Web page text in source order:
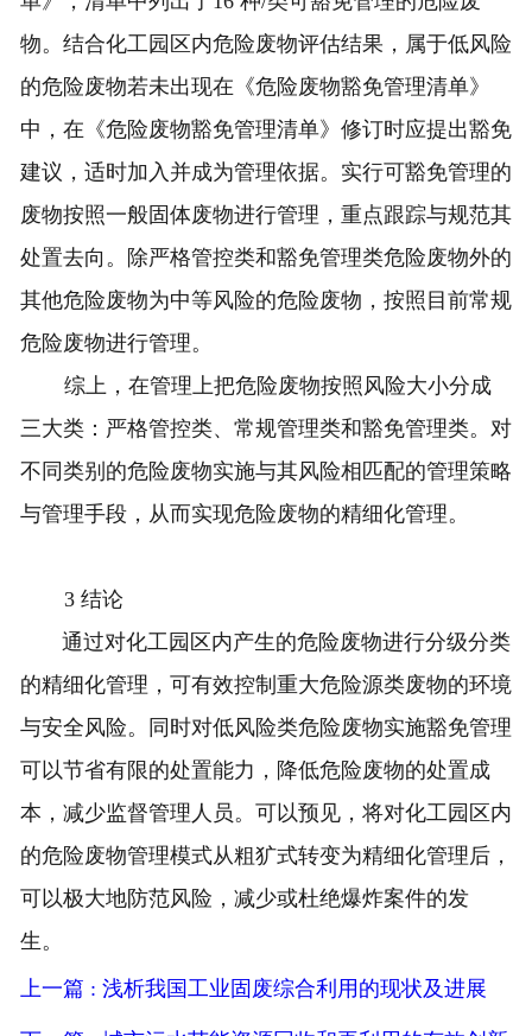
物。结合化工园区内危险废物评估结果，属于低风险
的危险废物若未出现在《危险废物豁免管理清单》
中，在《危险废物豁免管理清单》修订时应提出豁免
建议，适时加入并成为管理依据。实行可豁免管理的
废物按照一般固体废物进行管理，重点跟踪与规范其
处置去向。除严格管控类和豁免管理类危险废物外的
其他危险废物为中等风险的危险废物，按照目前常规
危险废物进行管理。
综上，在管理上把危险废物按照风险大小分成
三大类：严格管控类、常规管理类和豁免管理类。对
不同类别的危险废物实施与其风险相匹配的管理策略
与管理手段，从而实现危险废物的精细化管理。
3 结论
通过对化工园区内产生的危险废物进行分级分类
的精细化管理，可有效控制重大危险源类废物的环境
与安全风险。同时对低风险类危险废物实施豁免管理
可以节省有限的处置能力，降低危险废物的处置成
本，减少监督管理人员。可以预见，将对化工园区内
的危险废物管理模式从粗犷式转变为精细化管理后，
可以极大地防范风险，减少或杜绝爆炸案件的发
生。
上一篇 : 浅析我国工业固废综合利用的现状及进展